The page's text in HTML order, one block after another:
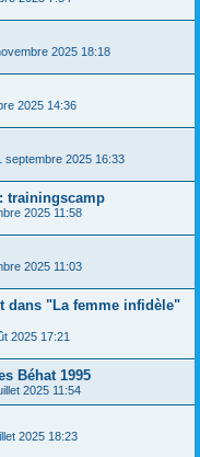
2025 18:18
2025 14:36
septembre 2025 16:33
trainingscamp
2025 11:58
2025 11:03
dans "La femme infidèle"
2025 17:21
Béhat 1995
2025 11:54
2025 18:23